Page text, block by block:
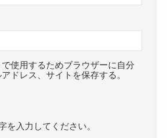
使用するためブラウザーに自分
ドレス、サイトを保存する。
を入力してください。